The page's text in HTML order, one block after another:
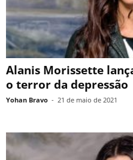
Alanis Morissette
o terror da depressão
Yohan Bravo - 21 de maio de 2021